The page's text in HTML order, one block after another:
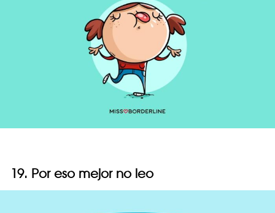
19. Por eso mejor no leo